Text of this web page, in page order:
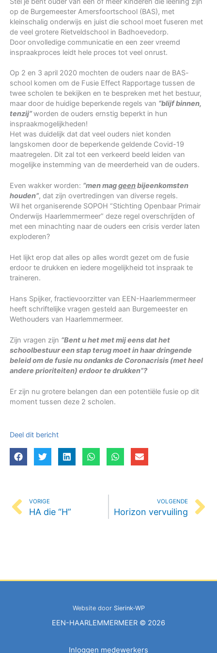
op de Burgemeester Amersfoortschool (BAS), met
kleinschalig onderwijs en juist die school moet fuseren met
de veel grotere Rietveldschool in Badhoevedorp.
Door onvolledige communicatie en een zeer vreemd
inspraakproces leidt hele proces tot veel onrust.
Op 2 en 3 april 2020 mochten de ouders naar de BAS-
school komen om de Fusie Effect Rapportage tussen de
twee scholen te bekijken en te bespreken met het bestuur,
maar door de huidige beperkende regels van “blijf binnen,
tenzij”worden de ouders ernstig beperkt in hun
inspraakmogelijkheden!
Het was duidelijk dat dat veel ouders niet konden
langskomen door de beperkende geldende Covid-19
maatregelen. Dit zal tot een verkeerd beeld leiden van
mogelijke instemming van de meerderheid van de ouders.
Even wakker worden: “men maggeenbijeenkomsten
houden”, dat zijn overtredingen van diverse regels.
Wil het organiserende SOPOH “Stichting Openbaar Primair
Onderwijs Haarlemmermeer” deze regel overschrijden of
met een minachting naar de ouders een crisis verder laten
exploderen?
Het lijkt erop dat alles op alles wordt gezet om de fusie
erdoor te drukken en iedere mogelijkheid tot inspraak te
traineren.
Hans Spijker, fractievoorzitter van EEN-Haarlemmermeer
heeft schriftelijke vragen gesteld aan Burgemeester en
Wethouders van Haarlemmermeer.
Zijn vragen zijn “Bent u het met mij eens dat het
schoolbestuur een stap terug moet in haar dringende
beleid om de fusie nu ondanks de Coronacrisis (met heel
andere prioriteiten) erdoor te drukken”?
Er zijn nu grotere belangen dan een potentiële fusie op dit
moment tussen deze 2 scholen.
Deel dit bericht
Vorige
VORIGE
HA die “H”
VOLGENDE
Horizon vervuiling
Website door Sierink-WP
EEN-HAARLEMMERMEER © 2026
Inloggen medewerkers